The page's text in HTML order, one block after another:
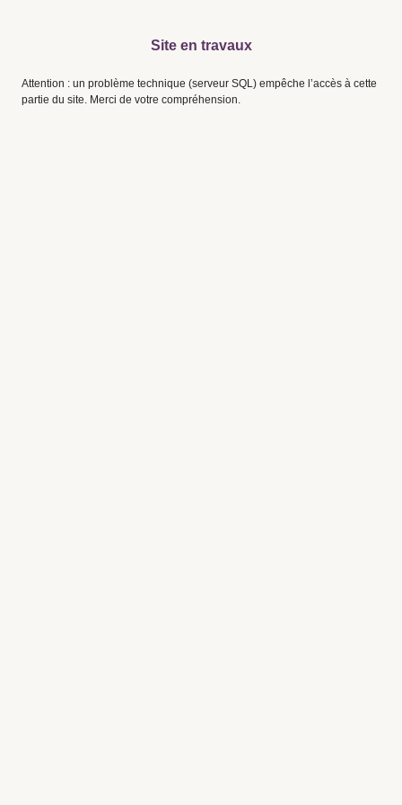
Site en travaux
Attention : un problème technique (serveur SQL) empêche l’accès à cette
partie du site. Merci de votre compréhension.